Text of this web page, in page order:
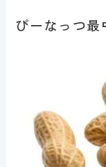
ぴーなっつ最